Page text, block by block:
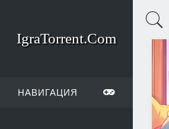
IgraTorrent.Com
НАВИГАЦИЯ